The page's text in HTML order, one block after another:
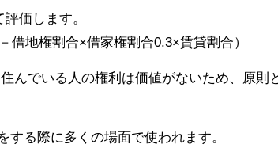
価します。
地権割合×借家権割合0.3×賃貸割合）
んでいる人の権利は価値がないため、原則
する際に多くの場面で使われます。